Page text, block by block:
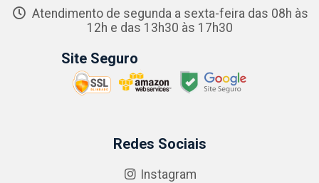
Atendimento de segunda a sexta-feira das 08h às
12h e das 13h30 às 17h30
Site Seguro
Redes Sociais
Instagram